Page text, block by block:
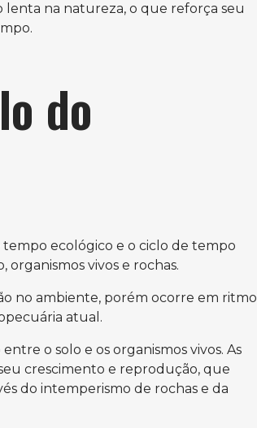
lenta na natureza, o que reforça seu
do
ecológico e o ciclo de tempo
vivos e rochas.
no ambiente, porém ocorre em ritmo
atual.
o solo e os organismos vivos. As
crescimento e reprodução, que
do intemperismo de rochas e da